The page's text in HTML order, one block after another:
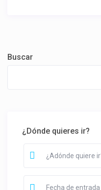
Buscar
¿Dónde quieres ir?